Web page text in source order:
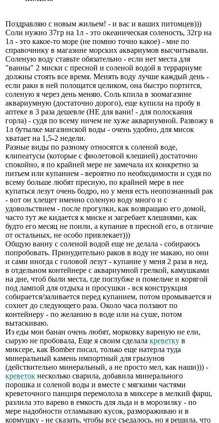
Поздравляю с новым жильем! - и вас и ваших питомцев)))
Соли нужно 37гр на 1л - это океаническая соленость, 32гр на
1л - это какое-то море (не помню точно какое) - мне по
справочнику в магазине морских аквариумов высчитывали.
Соленую воду ставьте обязательно - если нет места для
"ванны" 2 миски с пресной и соленой водой в террариуме
должны стоять все время. Менять воду лучше каждый день -
если раки в ней полощатся целиком, она быстро портится,
соленую я через день меняю. Соль кпила в зоомагазине
аквариумную (достаточно дорого), еще купила на пробу в
аптеке в 3 раза дешевле (НЕ для ванн! - для полоскания
горла) - судя по всему ничем не хуже аквариумной. Развожу в
1л бутылке магазинской воды - очень удобно, для мисок
хватает на 1,5-2 недели.
Разные виды по разному относятся к соленой воде,
клипеатусы (которые с фиолетовой клешней) достаточно
спокойно, я по крайней мере не замечала их конкретно за
питьем или купанием - вероятно по необходимости и судя по
всему больше любят пресную, по крайней мере в нее
купаться лезут очень бодро, но у меня есть неопознанный рак
- вот он хлещет именно соленую воду много и с
удовольствием - после прогулки, как возвращаю его домой,
часто тут же кидается к миске и загребает клешнями, как
будто его месяц не поили, а купание в пресной его, в отличие
от остальных, не особо привлекает)))
Общую ванну с соленой водой еще не делала - собираюсь
попробовать. Принудительно раков в воду не макаю, но они
и сами иногда с головой лезут - купание у меня 2 раза в нед.
в отдельном контейнере с аквариумной грелкой, камушками
на дне, чтоб были места, где поглубже и помельче и корягой
под лампой для отдыха и просушки - вся конструкция
собирается/заливается перед купанием, потом промывается и
сохнет до следующего раза. Около часа ползают по
контейнеру - по желанию в воде или на суше, потом
вытаскиваю.
Из еды мои банан очень любят, морковку вареную не ели,
сырую не пробовала, Еще я своим сделала креветку в
миксере, как Bomber писал, только еще натерла туда
минеральный камень импортный для грызунов
(действительно минеральный, а не просто мел, как наши))) -
креветок несколько сварила, добавила минерального
порошка и соленой воды и вместе с мягкими частями
креветочного панциря перемолола в миксере в мелкий фарш,
разлила это варево в емкость для льда и в морозилку - по
мере надобности отламываю кусок, размораживаю и в
кормушку - не сказать, чтобы все съедалось, но я решила, что